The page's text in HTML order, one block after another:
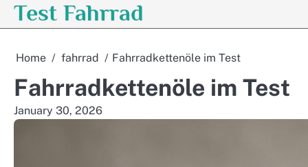
SkipTest Fahrrad
Home fahrrad Fahrradkettenöle im Test
Fahrradkettenöle im Test
January 30, 2026